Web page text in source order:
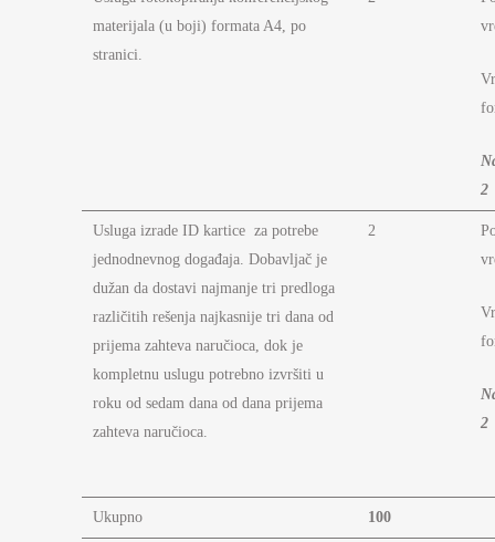
materijala (u boji) formata A4, po
stranici.
2
Usluga izrade ID kartice za potrebe
jednodnevnog događaja. Dobavljač je
dužan da dostavi najmanje tri predloga
različitih rešenja najkasnije tri dana od
prijema zahteva naručioca, dok je
kompletnu uslugu potrebno izvršiti u
roku od sedam dana od dana prijema
zahteva naručioca.
2
2
Ukupno 100